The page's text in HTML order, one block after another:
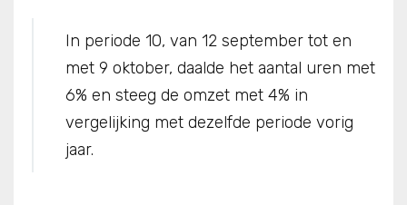
In periode 10, van 12 september tot en
met 9 oktober, daalde het aantal uren met
6% en steeg de omzet met 4% in
vergelijking met dezelfde periode vorig
jaar.